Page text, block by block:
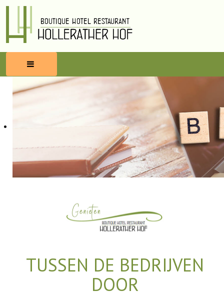
HOME
WELLNESS
TUSSEN DE BEDRIJVEN
DOOR